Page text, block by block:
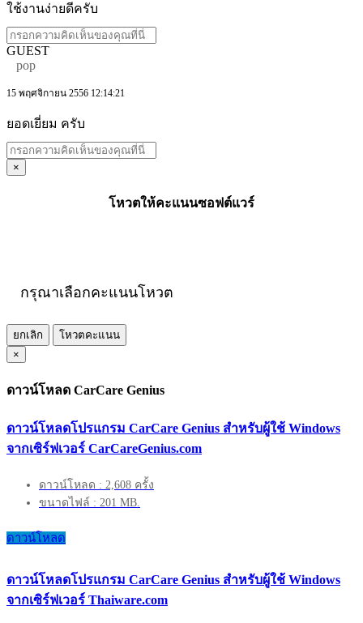
ใช้งานง่ายดีครับ
GUEST
pop
15 พฤศจิกายน 2556 12:14:21
ยอดเยี่ยม ครับ
×
โหวตให้คะแนนซอฟต์แวร์
กรุณาเลือกคะแนนโหวต
ยกเลิก
โหวตคะแนน
×
ดาวน์โหลด CarCare Genius
ดาวน์โหลดโปรแกรม CarCare Genius สำหรับผู้ใช้ Windows
จากเซิร์ฟเวอร์ CarCareGenius.com
ดาวน์โหลด : 2,608 ครั้ง
ขนาดไฟล์ : 201 MB.
ดาวน์โหลด
ดาวน์โหลดโปรแกรม CarCare Genius สำหรับผู้ใช้ Windows
จากเซิร์ฟเวอร์ Thaiware.com